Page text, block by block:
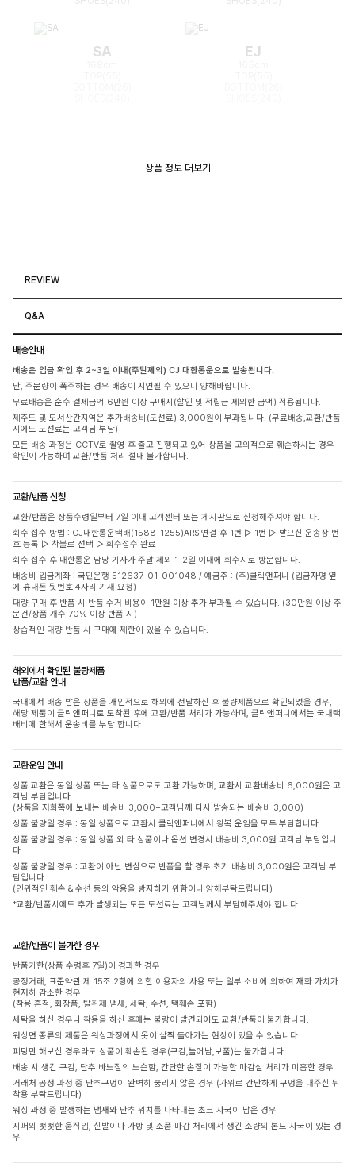
SA EJ
상품 정보 더보기
REVIEW
Q&A
배송안내
배송은 입금 확인 후 2~3일 이내(주말제외) CJ 대한통운으로 발송됩니다.
단, 주문량이 폭주하는 경우 배송이 지연될 수 있으니 양해바랍니다.
무료배송은 순수 결제금액 6만원 이상 구매시(할인 및 적립금 제외한 금액) 적용됩니다.
제주도 및 도서산간지역은 추가배송비(도선료) 3,000원이 부과됩니다. (무료배송,교환/반품
시에도 도선료는 고객님 부담)
모든 배송 과정은 CCTV로 촬영 후 출고 진행되고 있어 상품을 고의적으로 훼손하시는 경우
확인이 가능하며 교환/반품 처리 절대 불가합니다.
교환/반품 신청
교환/반품은 상품수령일부터 7일 이내 고객센터 또는 게시판으로 신청해주셔야 합니다.
회수 접수 방법 : CJ대한통운택배(1588-1255)ARS 연결 후 1번 ▷ 1번 ▷ 받으신 운송장 번
호 등록 ▷ 착불로 선택 ▷ 회수접수 완료
회수 접수 후 대한통운 담당 기사가 주말 제외 1-2일 이내에 회수지로 방문합니다.
배송비 입금계좌 : 국민은행 512637-01-001048 / 예금주 : (주)클릭앤퍼니 (입금자명 옆
에 휴대폰 뒷번호 4자리 기재 요청)
대량 구매 후 반품 시 반품 수거 비용이 1만원 이상 추가 부과될 수 있습니다. (30만원 이상 주
문건/상품 개수 70% 이상 반품 시)
상습적인 대량 반품 시 구매에 제한이 있을 수 있습니다.
해외에서 확인된 불량제품
반품/교환 안내
국내에서 배송 받은 상품을 개인적으로 해외에 전달하신 후 불량제품으로 확인되었을 경우,
해당 제품이 클릭앤퍼니로 도착된 후에 교환/반품 처리가 가능하며, 클릭앤퍼니에서는 국내택
배비에 한해서 운송비를 부담 합니다
교환운임 안내
상품 교환은 동일 상품 또는 타 상품으로도 교환 가능하며, 교환시 교환배송비 6,000원은 고
객님 부담입니다.
(상품을 저희쪽에 보내는 배송비 3,000+고객님께 다시 발송되는 배송비 3,000)
상품 불량일 경우 : 동일 상품으로 교환시 클릭앤퍼니에서 왕복 운임을 모두 부담합니다.
상품 불량일 경우 : 동일 상품 외 타 상품이나 옵션 변경시 배송비 3,000원 고객님 부담입니
다.
상품 불량일 경우 : 교환이 아닌 변심으로 반품을 할 경우 초기 배송비 3,000원은 고객님 부
담입니다.
(인위적인 훼손 & 수선 등의 악용을 방지하기 위함이니 양해부탁드립니다)
*교환/반품시에도 추가 발생되는 모든 도선료는 고객님께서 부담해주셔야 합니다.
교환/반품이 불가한 경우
반품기한(상품 수령후 7일)이 경과한 경우
공정거래, 표준약관 제 15조 2항에 의한 이용자의 사용 또는 일부 소비에 의하여 재화 가치가
현저히 감소한 경우
(착용 흔적, 화장품, 탈취제 냄새, 세탁, 수선, 택훼손 포함)
세탁을 하신 경우나 착용을 하신 후에는 불량이 발견되어도 교환/반품이 불가합니다.
워싱면 종류의 제품은 워싱과정에서 옷이 살짝 돌아가는 현상이 있을 수 있습니다.
피팅만 해보신 경우라도 상품이 훼손된 경우(구김,늘어남,보풀)는 불가합니다.
배송 시 생긴 구김, 단추 바느질의 느슨함, 간단한 손질이 가능한 마감실 처리가 미흡한 경우
거래처 공정 과정 중 단추구멍이 완벽히 뚫리지 않은 경우 (가위로 간단하게 구멍을 내주신 뒤
착용 부탁드립니다)
워싱 과정 중 발생하는 냄새와 단추 위치를 나타내는 초크 자국이 남은 경우
지퍼의 뻣뻣한 움직임, 신발이나 가방 및 소품 마감 처리에서 생긴 소량의 본드 자국이 있는 경
우